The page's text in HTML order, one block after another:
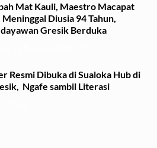
Mat Kauli, Maestro Macapat
Meninggal Diusia 94 Tahun,
Gresik Berduka
Resmi Dibuka di Sualoka Hub di
Ngafe sambil Literasi